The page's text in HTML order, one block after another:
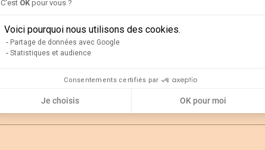
C'est OK pour vous ?
Voici pourquoi nous utilisons des cookies.
Partage de données avec Google
Statistiques et audience
Consentements certifiés par
Je choisis OK pour moi
0.06
0.1